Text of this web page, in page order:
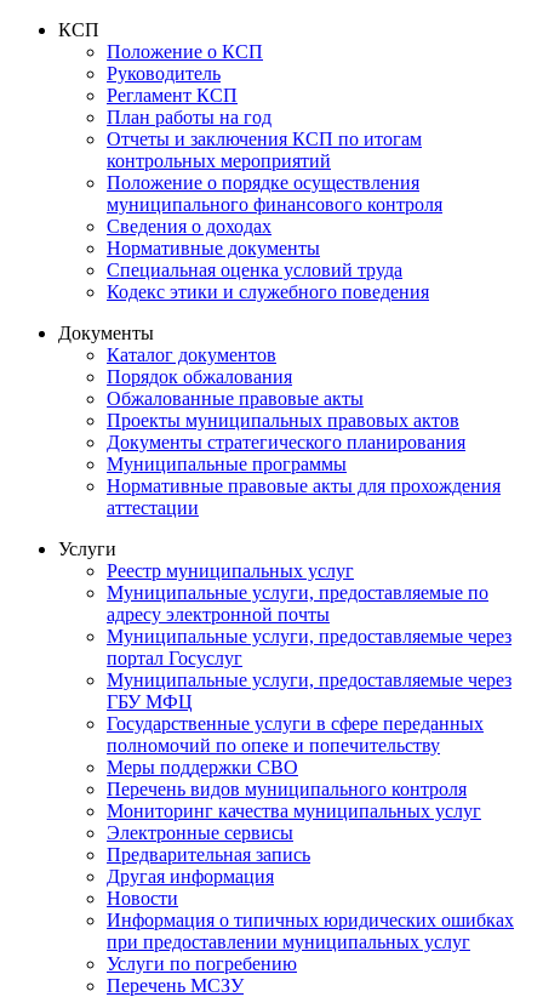
КСП
Положение о КСП
Руководитель
Регламент КСП
План работы на год
Отчеты и заключения КСП по итогам
контрольных мероприятий
Положение о порядке осуществления
муниципального финансового контроля
Сведения о доходах
Нормативные документы
Специальная оценка условий труда
Кодекс этики и служебного поведения
Документы
Каталог документов
Порядок обжалования
Обжалованные правовые акты
Проекты муниципальных правовых актов
Документы стратегического планирования
Муниципальные программы
Нормативные правовые акты для прохождения
аттестации
Услуги
Реестр муниципальных услуг
Муниципальные услуги, предоставляемые по
адресу электронной почты
Муниципальные услуги, предоставляемые через
портал Госуслуг
Муниципальные услуги, предоставляемые через
ГБУ МФЦ
Государственные услуги в сфере переданных
полномочий по опеке и попечительству
Меры поддержки СВО
Перечень видов муниципального контроля
Мониторинг качества муниципальных услуг
Электронные сервисы
Предварительная запись
Другая информация
Новости
Информация о типичных юридических ошибках
при предоставлении муниципальных услуг
Услуги по погребению
Перечень МСЗУ